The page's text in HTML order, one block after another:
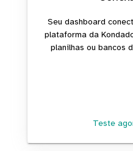
Seu dashboard
plataforma da
planilhas ou bancos
Teste